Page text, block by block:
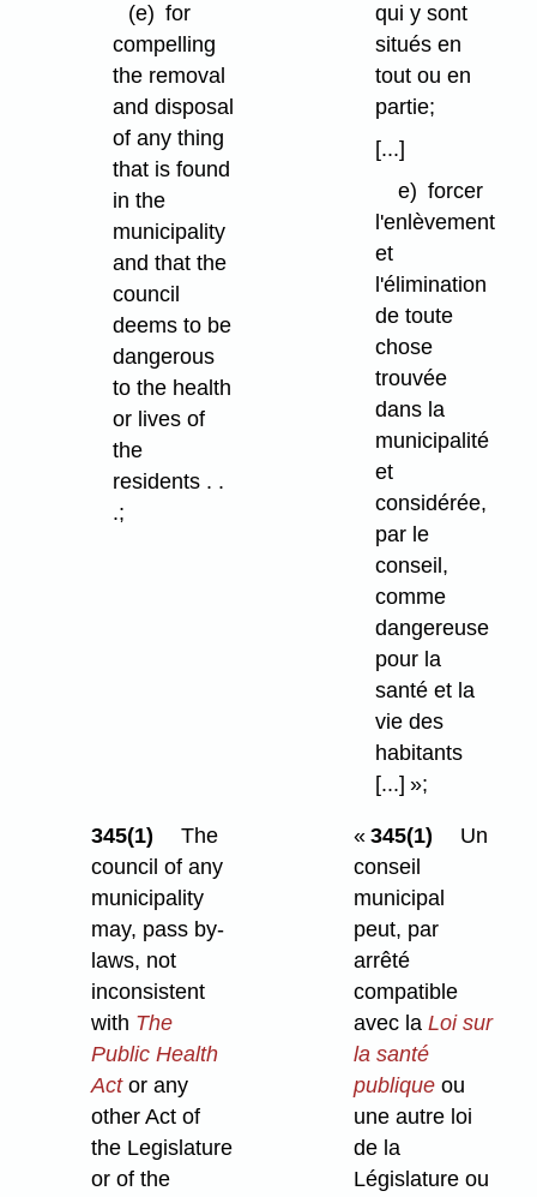
(e) for
compelling
the removal
and disposal
of any thing
that is found
in the
municipality
and that the
council
deems to be
dangerous
to the health
or lives of
the
residents . .
.;
qui y sont
situés en
tout ou en
partie;
[...]
e) forcer
l'enlèvement
et
l'élimination
de toute
chose
trouvée
dans la
municipalité
et
considérée,
par le
conseil,
comme
dangereuse
pour la
santé et la
vie des
habitants
[...] »;
345(1)
The
council of any
municipality
may, pass by-
laws, not
inconsistent
with The
Public Health
Actor any
other Act of
the Legislature
or of the
«345(1)
Un
conseil
municipal
peut, par
arrêté
compatible
avec laLoi sur
la santé
publique ou
une autre loi
de la
Législature ou